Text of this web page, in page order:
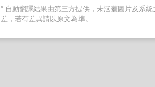
* 自動翻譯結果由第三方提供，未涵蓋圖片及系
差，若有差異請以原文為準。